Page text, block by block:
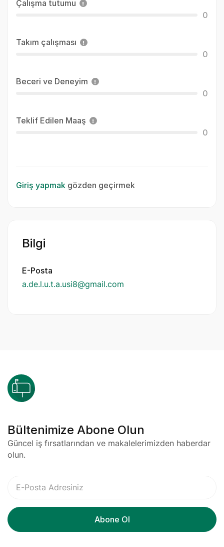
Çalışma tutumu
0
Takım çalışması
0
Beceri ve Deneyim
0
Teklif Edilen Maaş
0
Giriş yapmak gözden geçirmek
Bilgi
E-Posta
a.de.l.u.t.a.usi8@gmail.com
Bültenimize Abone Olun
Güncel iş fırsatlarından ve makalelerimizden haberdar
olun.